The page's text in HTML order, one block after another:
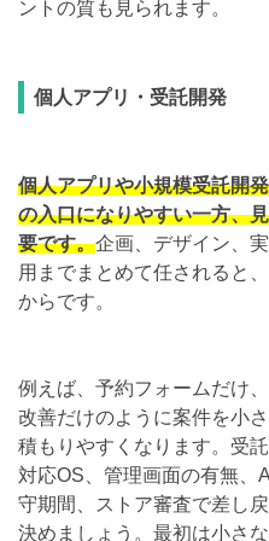
ントの質も見られます。
個人アプリ・受託開発
個人アプリや小規模受託開
の入口になりやすい一方、
要です。企画、デザイン、
用までまとめて任されると
からです。
例えば、予約フォームだけ
改善だけのように案件を小
積もりやすくなります。受
対応OS、管理画面の有無、
守期間、ストア審査で差し
決めましょう。最初は小さ